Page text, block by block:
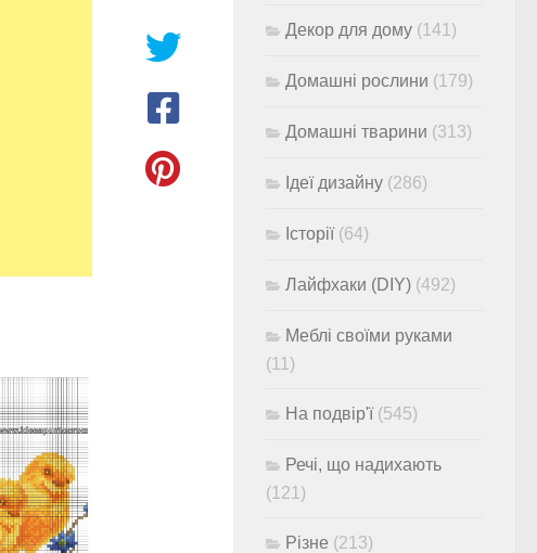
Декор для дому (141)
Домашні рослини (179)
Домашні тварини (313)
Ідеї дизайну (286)
Історії(64)
Лайфхаки (DIY) (492)
Меблі своїми руками
(11)
На подвір'ї(545)
Речі, що надихають
(121)
Різне (213)